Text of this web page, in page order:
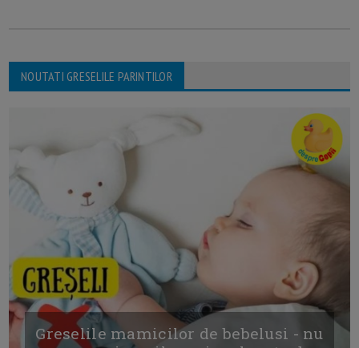
NOUTATI GRESELILE PARINTILOR
Greselile mamicilor de bebelusi - nu